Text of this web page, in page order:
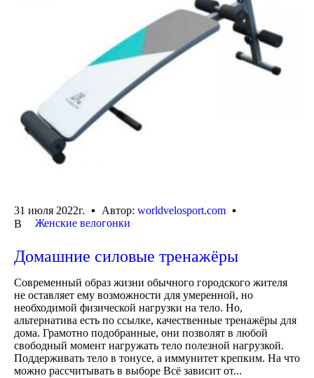
31 июля 2022г. Автор: worldvelosport.com
В
Женские велогонки
Домашние силовые тренажёры
Современный образ жизни обычного городского жителя
не оставляет ему возможности для умеренной, но
необходимой физической нагрузки на тело. Но,
альтернатива есть по ссылке, качественные тренажёры для
дома. Грамотно подобранные, они позволят в любой
свободный момент нагружать тело полезной нагрузкой.
Поддерживать тело в тонусе, а иммунитет крепким. На что
можно рассчитывать в выборе Всё зависит от...